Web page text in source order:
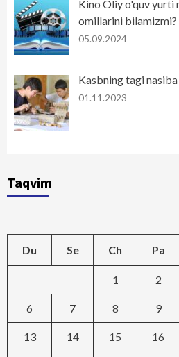
Kino Oliy o'quv yurti
omillarini bilamizmi?
05.09.2024
Kasbning tagi nasiba
01.11.2023
Taqvim
Du Se Ch Pa
1 2
6 7 8 9
13 14 15 16